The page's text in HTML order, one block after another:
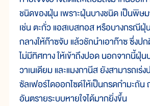
ชนิดของฝุ่น เพราะฝุ่นบางชนิด เป็นพิษ
เช่น ตะกั่ว แอสเบสทอส หรือบางกรณีฝุ่
กลางให้ก๊าซจับ แล้วชักนำเอาก๊าซ ซึ่งป
ไม่มีทิศทาง ให้เข้าถึงปอด นอกจากนี้ฝุ่น
วาเนเดียม และแมงกานีส ยังสามารถเร่
ซัลเฟอร์ไดออกไซด์ให้เป็นกรดกำมะถัน
อันตรายระบบหายใจได้มากยิ่งขึ้น